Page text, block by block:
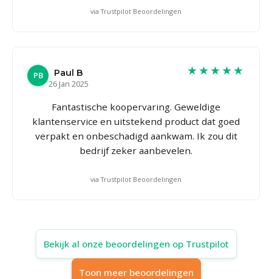
via Trustpilot Beoordelingen
PB
Paul B
26 Jan 2025
★★★★★
Fantastische koopervaring. Geweldige
klantenservice en uitstekend product dat goed
verpakt en onbeschadigd aankwam. Ik zou dit
bedrijf zeker aanbevelen.
via Trustpilot Beoordelingen
Bekijk al onze beoordelingen op Trustpilot
Toon meer beoordelingen